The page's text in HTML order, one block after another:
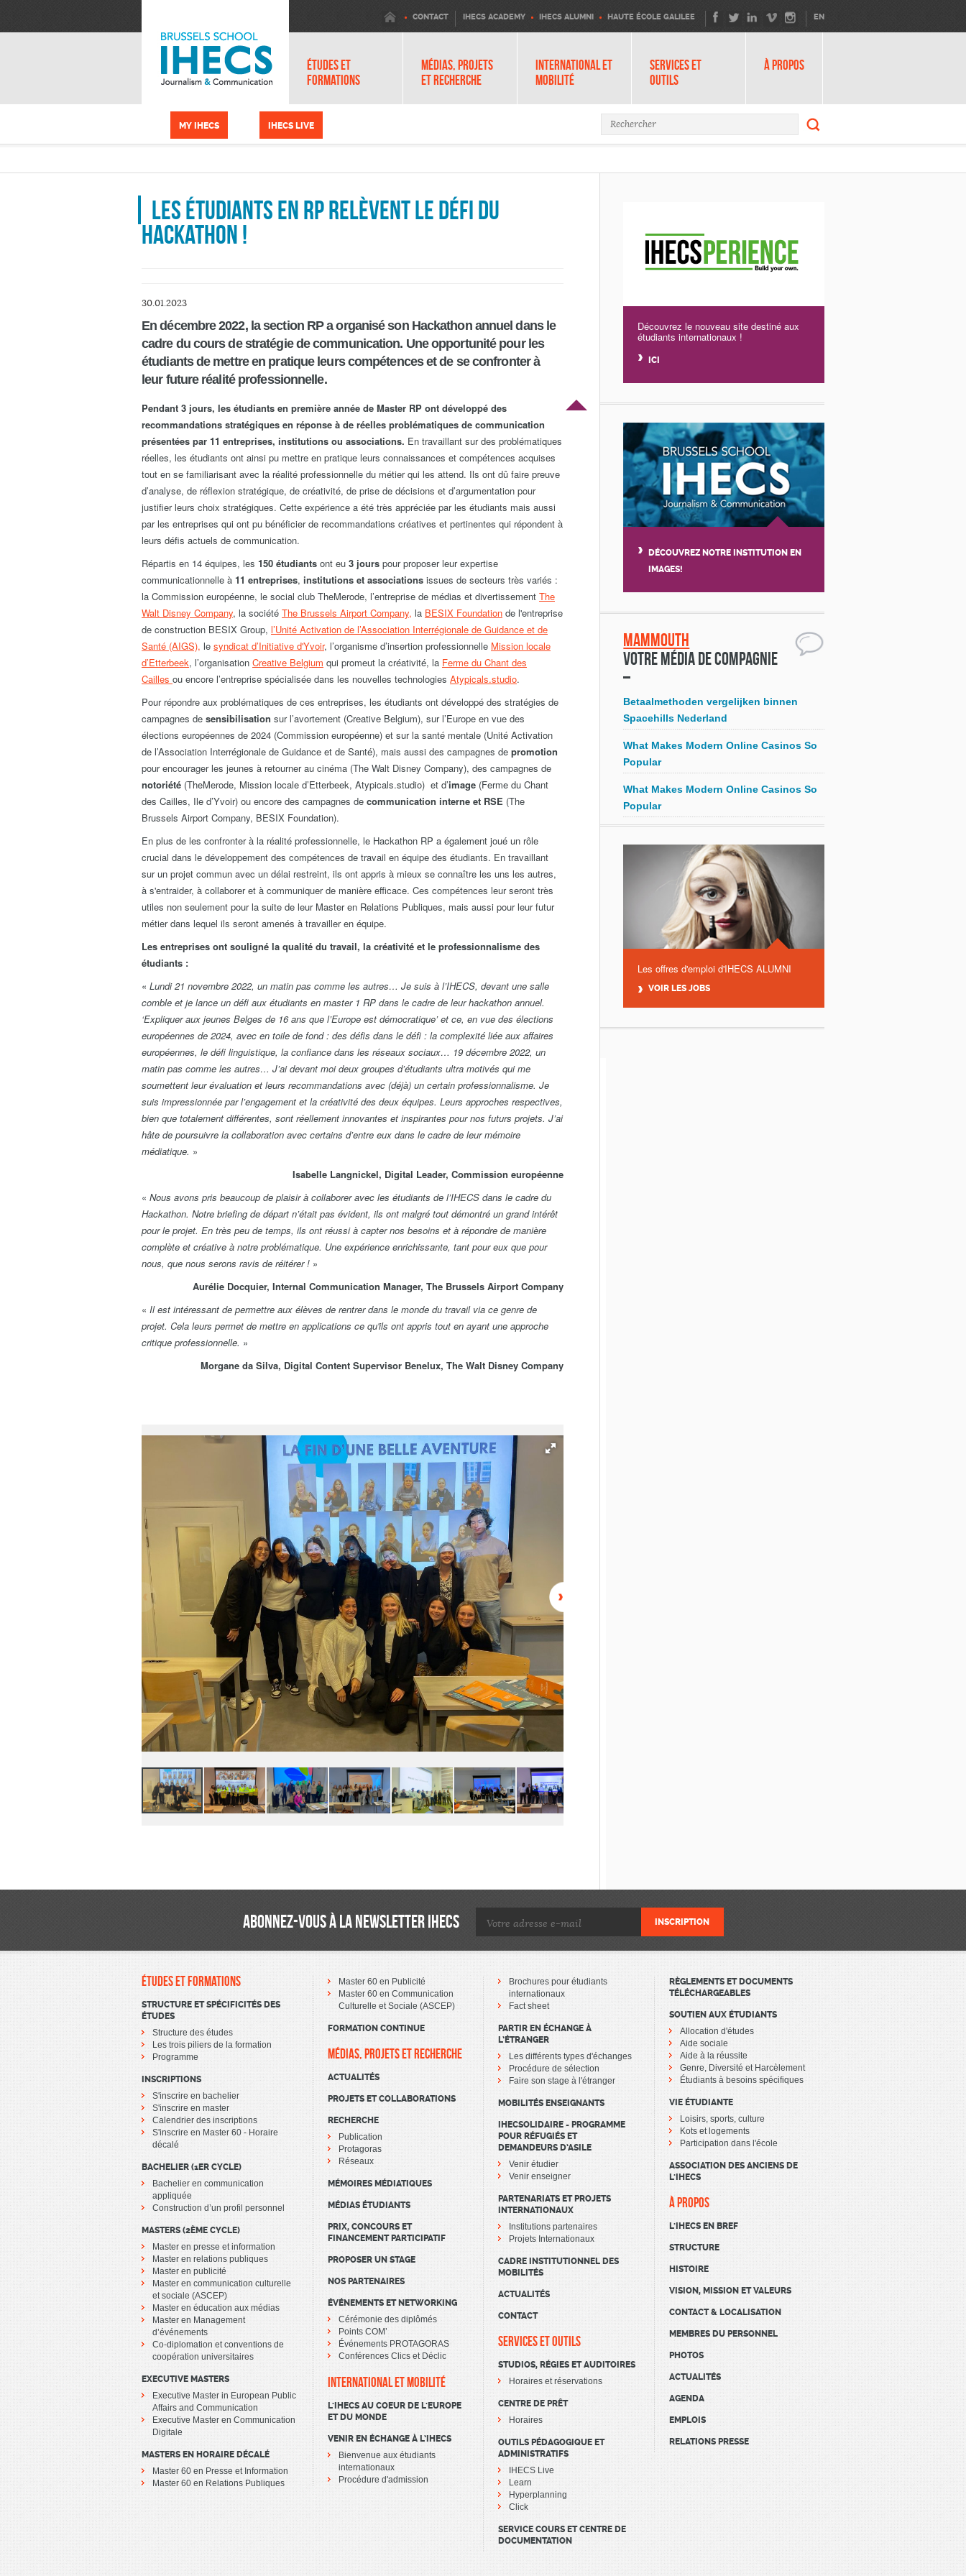
CONTACT IHECS ACADEMY IHECS ALUMNI HAUTE ÉCOLE GALILEE EN
ÉTUDES ET
FORMATIONS
MÉDIAS, PROJETS
ET RECHERCHE
INTERNATIONAL ET
MOBILITÉ
SERVICES ET
OUTILS
À PROPOS
MY IHECS IHECS LIVE Formulaire de recherche Rechercher
Les étudiants en RP relèvent le défi du
Hackathon !
30.01.2023
En décembre 2022, la section RP a organisé son Hackathon annuel dans le
cadre du cours de stratégie de communication. Une opportunité pour les
étudiants de mettre en pratique leurs compétences et de se confronter à
leur future réalité professionnelle.
Pendant 3 jours, les étudiants en première année de Master RP ont développé des
recommandations stratégiques en réponse à de réelles problématiques de communication
présentées par 11 entreprises, institutions ou associations. En travaillant sur des problématiques
réelles, les étudiants ont ainsi pu mettre en pratique leurs connaissances et compétences acquises
tout en se familiarisant avec la réalité professionnelle du métier qui les attend. Ils ont dû faire preuve
d’analyse, de réflexion stratégique, de créativité, de prise de décisions et d’argumentation pour
justifier leurs choix stratégiques. Cette expérience a été très appréciée par les étudiants mais aussi
par les entreprises qui ont pu bénéficier de recommandations créatives et pertinentes qui répondent à
leurs défis actuels de communication.
Répartis en 14 équipes, les 150 étudiants ont eu 3 jours pour proposer leur expertise
communicationnelle à 11 entreprises, institutions et associations issues de secteurs très variés :
la Commission européenne, le social club TheMerode, l’entreprise de médias et divertissement The
Walt Disney Company, la société The Brussels Airport Company, la BESIX Foundation de l'entreprise
de construction BESIX Group, l’Unité Activation de l’Association Interrégionale de Guidance et de
Santé (AIGS), le syndicat d’Initiative d'Yvoir, l’organisme d’insertion professionnelle Mission locale
d’Etterbeek, l’organisation Creative Belgium qui promeut la créativité, la Ferme du Chant des
Cailles ou encore l’entreprise spécialisée dans les nouvelles technologies Atypicals.studio.
Pour répondre aux problématiques de ces entreprises, les étudiants ont développé des stratégies de
campagnes de sensibilisation sur l’avortement (Creative Belgium), sur l’Europe en vue des
élections européennes de 2024 (Commission européenne) et sur la santé mentale (Unité Activation
de l’Association Interrégionale de Guidance et de Santé), mais aussi des campagnes de promotion
pour encourager les jeunes à retourner au cinéma (The Walt Disney Company), des campagnes de
notoriété (TheMerode, Mission locale d’Etterbeek, Atypicals.studio) et d’image (Ferme du Chant
des Cailles, Ile d’Yvoir) ou encore des campagnes de communication interne et RSE (The
Brussels Airport Company, BESIX Foundation).
En plus de les confronter à la réalité professionnelle, le Hackathon RP a également joué un rôle
crucial dans le développement des compétences de travail en équipe des étudiants. En travaillant
sur un projet commun avec un délai restreint, ils ont appris à mieux se connaître les uns les autres,
à s'entraider, à collaborer et à communiquer de manière efficace. Ces compétences leur seront très
utiles non seulement pour la suite de leur Master en Relations Publiques, mais aussi pour leur futur
métier dans lequel ils seront amenés à travailler en équipe.
Les entreprises ont souligné la qualité du travail, la créativité et le professionnalisme des
étudiants :
« Lundi 21 novembre 2022, un matin pas comme les autres… Je suis à l’IHECS, devant une salle
comble et je lance un défi aux étudiants en master 1 RP dans le cadre de leur hackathon annuel.
‘Expliquer aux jeunes Belges de 16 ans que l’Europe est démocratique’ et ce, en vue des élections
européennes de 2024, avec en toile de fond : des défis dans le défi : la complexité liée aux affaires
européennes, le défi linguistique, la confiance dans les réseaux sociaux… 19 décembre 2022, un
matin pas comme les autres… J’ai devant moi deux groupes d’étudiants ultra motivés qui me
soumettent leur évaluation et leurs recommandations avec (déjà) un certain professionnalisme. Je
suis impressionnée par l’engagement et la créativité des deux équipes. Leurs approches respectives,
bien que totalement différentes, sont réellement innovantes et inspirantes pour nos futurs projets. J’ai
hâte de poursuivre la collaboration avec certains d’entre eux dans le cadre de leur mémoire
médiatique. »
Isabelle Langnickel, Digital Leader, Commission européenne
« Nous avons pris beaucoup de plaisir à collaborer avec les étudiants de l’IHECS dans le cadre du
Hackathon. Notre briefing de départ n’était pas évident, ils ont malgré tout démontré un grand intérêt
pour le projet. En très peu de temps, ils ont réussi à capter nos besoins et à répondre de manière
complète et créative à notre problématique. Une expérience enrichissante, tant pour eux que pour
nous, que nous serons ravis de réitérer ! »
Aurélie Docquier, Internal Communication Manager, The Brussels Airport Company
« Il est intéressant de permettre aux élèves de rentrer dans le monde du travail via ce genre de
projet. Cela leurs permet de mettre en applications ce qu'ils ont appris tout en ayant une approche
critique professionnelle. »
Morgane da Silva, Digital Content Supervisor Benelux, The Walt Disney Company
Découvrez le nouveau site destiné aux
étudiants internationaux !
ICI
DÉCOUVREZ NOTRE INSTITUTION EN
IMAGES!
Mammouth
Votre média de compagnie
Betaalmethoden vergelijken binnen
Spacehills Nederland
What Makes Modern Online Casinos So
Popular
What Makes Modern Online Casinos So
Popular
Les offres d'emploi d'IHECS ALUMNI
VOIR LES JOBS
ABONNEZ-VOUS À LA NEWSLETTER IHECS
ÉTUDES ET FORMATIONS
STRUCTURE ET SPÉCIFICITÉS DES
ÉTUDES
Structure des études
Les trois piliers de la formation
Programme
INSCRIPTIONS
S'inscrire en bachelier
S'inscrire en master
Calendrier des inscriptions
S'inscrire en Master 60 - Horaire
décalé
BACHELIER (1ER CYCLE)
Bachelier en communication
appliquée
Construction d’un profil personnel
MASTERS (2ÈME CYCLE)
Master en presse et information
Master en relations publiques
Master en publicité
Master en communication culturelle
et sociale (ASCEP)
Master en éducation aux médias
Master en Management
d’événements
Co-diplomation et conventions de
coopération universitaires
EXECUTIVE MASTERS
Executive Master in European Public
Affairs and Communication
Executive Master en Communication
Digitale
MASTERS EN HORAIRE DÉCALÉ
Master 60 en Presse et Information
Master 60 en Relations Publiques
Master 60 en Publicité
Master 60 en Communication
Culturelle et Sociale (ASCEP)
FORMATION CONTINUE
MÉDIAS, PROJETS ET RECHERCHE
ACTUALITÉS
PROJETS ET COLLABORATIONS
RECHERCHE
Publication
Protagoras
Réseaux
MÉMOIRES MÉDIATIQUES
MÉDIAS ÉTUDIANTS
PRIX, CONCOURS ET
FINANCEMENT PARTICIPATIF
PROPOSER UN STAGE
NOS PARTENAIRES
ÉVÉNEMENTS ET NETWORKING
Cérémonie des diplômés
Points COM’
Événements PROTAGORAS
Conférences Clics et Déclic
INTERNATIONAL ET MOBILITÉ
L'IHECS AU COEUR DE L'EUROPE
ET DU MONDE
VENIR EN ÉCHANGE À L’IHECS
Bienvenue aux étudiants
internationaux
Procédure d'admission
Brochures pour étudiants
internationaux
Fact sheet
PARTIR EN ÉCHANGE À
L’ÉTRANGER
Les différents types d'échanges
Procédure de sélection
Faire son stage à l'étranger
MOBILITÉS ENSEIGNANTS
IHECSOLIDAIRE - PROGRAMME
POUR RÉFUGIÉS ET
DEMANDEURS D’ASILE
Venir étudier
Venir enseigner
PARTENARIATS ET PROJETS
INTERNATIONAUX
Institutions partenaires
Projets Internationaux
CADRE INSTITUTIONNEL DES
MOBILITÉS
ACTUALITÉS
CONTACT
SERVICES ET OUTILS
STUDIOS, RÉGIES ET AUDITOIRES
Horaires et réservations
CENTRE DE PRÊT
Horaires
OUTILS PÉDAGOGIQUE ET
ADMINISTRATIFS
IHECS Live
Learn
Hyperplanning
Click
SERVICE COURS ET CENTRE DE
DOCUMENTATION
RÈGLEMENTS ET DOCUMENTS
TÉLÉCHARGEABLES
SOUTIEN AUX ÉTUDIANTS
Allocation d'études
Aide sociale
Aide à la réussite
Genre, Diversité et Harcèlement
Étudiants à besoins spécifiques
VIE ÉTUDIANTE
Loisirs, sports, culture
Kots et logements
Participation dans l'école
ASSOCIATION DES ANCIENS DE
L'IHECS
À PROPOS
L'IHECS EN BREF
STRUCTURE
HISTOIRE
VISION, MISSION ET VALEURS
CONTACT & LOCALISATION
MEMBRES DU PERSONNEL
PHOTOS
ACTUALITÉS
AGENDA
EMPLOIS
RELATIONS PRESSE